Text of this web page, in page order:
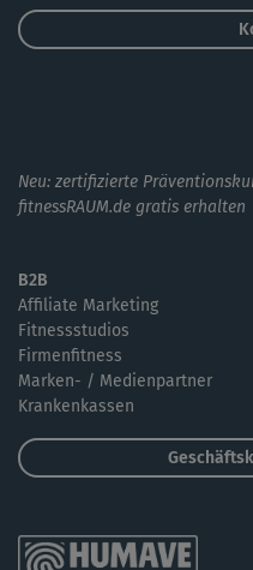
Neu: zertifizierte
fitnessRAUM.de gratis erhalten
B2B
Affiliate Marketing
Fitnessstudios
Firmenfitness
Marken- / Medienpartner
Krankenkassen